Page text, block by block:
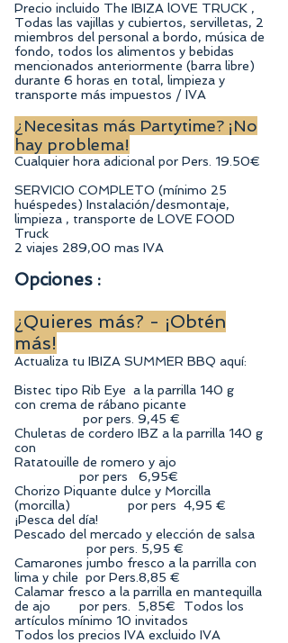
Precio incluido The IBIZA lOVE TRUCK ,
Todas las vajillas y cubiertos, servilletas, 2
miembros del personal a bordo, música de
fondo, todos los alimentos y bebidas
mencionados anteriormente (barra libre)
durante 6 horas en total, limpieza y
transporte más impuestos / IVA
¿Necesitas más Partytime? ¡No
hay problema!
Cualquier hora adicional por Pers. 19.50€
SERVICIO COMPLETO (mínimo 25
huéspedes) Instalación/desmontaje,
limpieza , transporte de LOVE FOOD
Truck
2 viajes 289,00 mas IVA
Opciones :
¿Quieres más? - ¡Obtén
más!
Actualiza tu IBIZA SUMMER BBQ aquí:
Bistec tipo Rib Eye a la parrilla 140 g
con crema de rábano picante
por pers. 9,45 €
Chuletas de cordero IBZ a la parrilla 140 g
con
Ratatouille de romero y ajo
por pers 6,95€
Chorizo Piquante dulce y Morcilla
(morcilla) por pers 4,95 €
¡Pesca del día!
Pescado del mercado y elección de salsa
por pers. 5,95 €
Camarones jumbo fresco a la parrilla con
lima y chile por Pers.8,85 €
Calamar fresco a la parrilla en mantequilla
de ajo por pers. 5,85€ Todos los
artículos mínimo 10 invitados
Todos los precios IVA excluido IVA